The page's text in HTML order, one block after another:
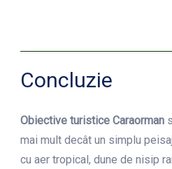
Concluzie
Obiective turistice Caraorman
mai mult decât un simplu
cu aer tropical, dune de nisip